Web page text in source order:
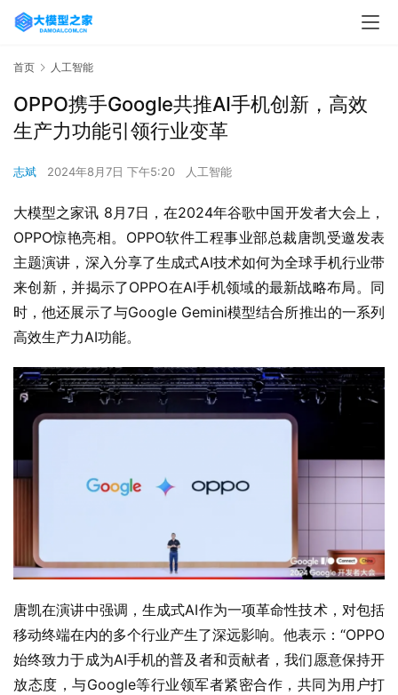
首页 人工智能
OPPO携手Google共推AI手机创新，高效
生产力功能引领行业变革
志斌 2024年8月7日 下午5:20 人工智能
大模型之家讯 8月7日，在2024年谷歌中国开发者大会上，
OPPO惊艳亮相。OPPO软件工程事业部总裁唐凯受邀发表
主题演讲，深入分享了生成式AI技术如何为全球手机行业带
来创新，并揭示了OPPO在AI手机领域的最新战略布局。同
时，他还展示了与Google Gemini模型结合所推出的一系列
高效生产力AI功能。
唐凯在演讲中强调，生成式AI作为一项革命性技术，对包括
移动终端在内的多个行业产生了深远影响。他表示：“OPPO
始终致力于成为AI手机的普及者和贡献者，我们愿意保持开
放态度，与Google等行业领军者紧密合作，共同为用户打